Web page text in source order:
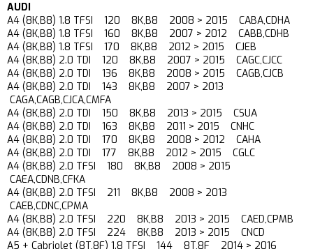
AUDI
A4 (8K,B8) 1.8 TFSI 120 8K,B8 2008 > 2015 CABA,CDHA
A4 (8K,B8) 1.8 TFSI 160 8K,B8 2007 > 2012 CABB,CDHB
A4 (8K,B8) 1.8 TFSI 170 8K,B8 2012 > 2015 CJEB
A4 (8K,B8) 2.0 TDI 120 8K,B8 2007 > 2015 CAGC,CJCC
A4 (8K,B8) 2.0 TDI 136 8K,B8 2008 > 2015 CAGB,CJCB
A4 (8K,B8) 2.0 TDI 143 8K,B8 2007 > 2013
CAGA,CAGB,CJCA,CMFA
A4 (8K,B8) 2.0 TDI 150 8K,B8 2013 > 2015 CSUA
A4 (8K,B8) 2.0 TDI 163 8K,B8 2011 > 2015 CNHC
A4 (8K,B8) 2.0 TDI 170 8K,B8 2008 > 2012 CAHA
A4 (8K,B8) 2.0 TDI 177 8K,B8 2012 > 2015 CGLC
A4 (8K,B8) 2.0 TFSI 180 8K,B8 2008 > 2015
CAEA,CDNB,CFKA
A4 (8K,B8) 2.0 TFSI 211 8K,B8 2008 > 2013
CAEB,CDNC,CPMA
A4 (8K,B8) 2.0 TFSI 220 8K,B8 2013 > 2015 CAED,CPMB
A4 (8K,B8) 2.0 TFSI 224 8K,B8 2013 > 2015 CNCD
A5 + Cabriolet (8T,8F) 1.8 TFSI 144 8T,8F 2014 > 2016